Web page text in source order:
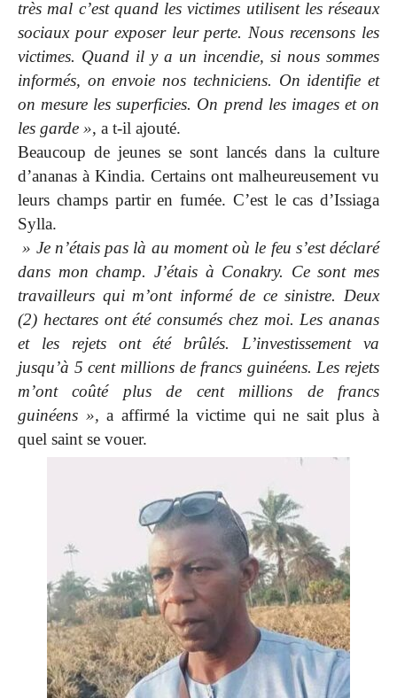
très mal c’est quand les victimes utilisent les réseaux
sociaux pour exposer leur perte. Nous recensons les
victimes. Quand il y a un incendie, si nous sommes
informés, on envoie nos techniciens. On identifie et
on mesure les superficies. On prend les images et on
les garde », a t-il ajouté.
Beaucoup de jeunes se sont lancés dans la culture
d’ananas à Kindia. Certains ont malheureusement vu
leurs champs partir en fumée. C’est le cas d’Issiaga
Sylla.
» Je n’étais pas là au moment où le feu s’est déclaré
dans mon champ. J’étais à Conakry. Ce sont mes
travailleurs qui m’ont informé de ce sinistre. Deux
(2) hectares ont été consumés chez moi. Les ananas
et les rejets ont été brûlés. L’investissement va
jusqu’à 5 cent millions de francs guinéens. Les rejets
m’ont coûté plus de cent millions de francs
guinéens », a affirmé la victime qui ne sait plus à
quel saint se vouer.